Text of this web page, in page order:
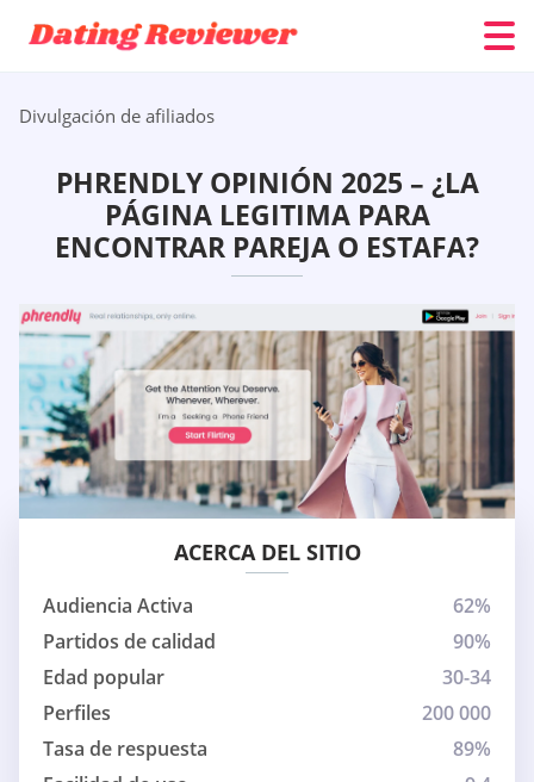
Divulgación de afiliados
PHRENDLY OPINIÓN 2025 – ¿LA
PÁGINA LEGITIMA PARA
ENCONTRAR PAREJA O ESTAFA?
ACERCA DEL SITIO
Audiencia Activa
62%
Partidos de calidad
90%
Edad popular
30-34
Perfiles
200 000
Tasa de respuesta
89%